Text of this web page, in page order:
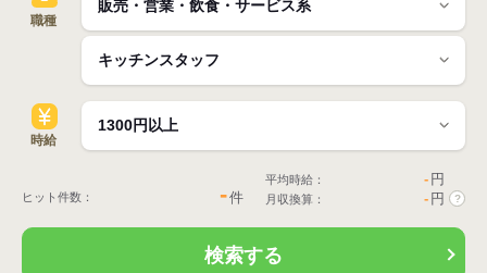
職種
時給
ヒット件数： -件
平均時給： - 円
月収換算： - 円 ?
検索する